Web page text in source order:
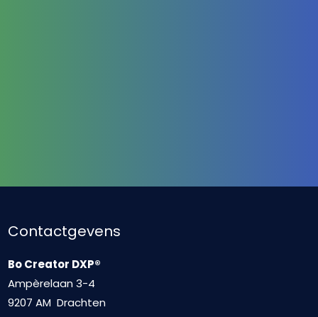
Contactgevens
Bo Creator DXP®
Ampèrelaan 3-4
9207 AM Drachten